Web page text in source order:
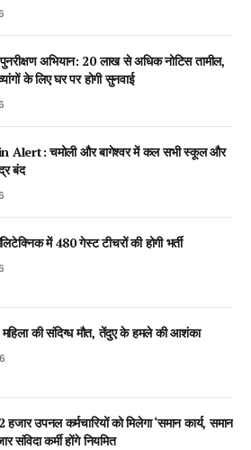
अभियान: 20 लाख से अधिक नोटिस तामील,
के लिए घर पर होगी सुनवाई
Alert: चमोली और बागेश्वर में कल सभी स्कूल और
बंद
में 480 गेस्ट टीचरों की होगी भर्ती
महिला की संदिग्ध मौत, तेंदुए के हमले की आशंका
उपनल कर्मचारियों को मिलेगा ‘समान कार्य, समान
संविदा कर्मी होंगे नियमित